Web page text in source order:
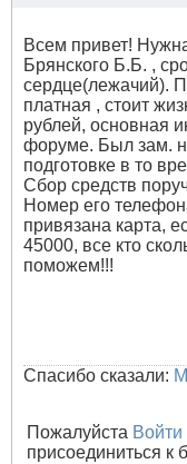
Всем привет!
Брянского Б.Б. ,
сердце(лежачий).
платная , стоит
рублей, основная
форуме. Был зам.
подготовке в то
Сбор средств
Номер его
привязана карта,
45000, все кто
поможем!!!
Спасибо сказали:
Пожалуйста Войти
присоединиться к